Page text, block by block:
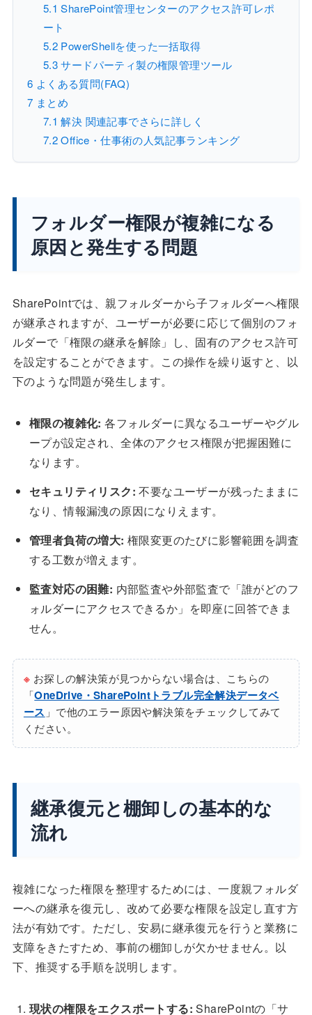
5.1 SharePoint管理センターのアクセス許可レポ
ート
5.2PowerShellを使った一括取得
5.3サードパーティ製の権限管理ツール
6 よくある質問(FAQ)
7 まとめ
7.1 解決 関連記事でさらに詳しく
7.2Office・仕事術の人気記事ランキング
フォルダー権限が複雑になる
原因と発生する問題
SharePointでは、親フォルダーから子フォルダーへ権限
が継承されますが、ユーザーが必要に応じて個別のフォ
ルダーで「権限の継承を解除」し、固有のアクセス許可
を設定することができます。この操作を繰り返すと、以
下のような問題が発生します。
権限の複雑化: 各フォルダーに異なるユーザーやグル
ープが設定され、全体のアクセス権限が把握困難に
なります。
セキュリティリスク: 不要なユーザーが残ったままに
なり、情報漏洩の原因になりえます。
管理者負荷の増大: 権限変更のたびに影響範囲を調査
する工数が増えます。
監査対応の困難: 内部監査や外部監査で「誰がどのフ
ォルダーにアクセスできるか」を即座に回答できま
せん。
※ お探しの解決策が見つからない場合は、こちらの
「OneDrive・SharePointトラブル完全解決データベ
ース 」で他のエラー原因や解決策をチェックしてみて
ください。
継承復元と棚卸しの基本的な
流れ
複雑になった権限を整理するためには、一度親フォルダ
ーへの継承を復元し、改めて必要な権限を設定し直す方
法が有効です。ただし、安易に継承復元を行うと業務に
支障をきたすため、事前の棚卸しが欠かせません。以
下、推奨する手順を説明します。
現状の権限をエクスポートする: SharePointの「サ